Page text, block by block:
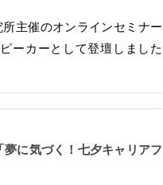
主催のオンラインセミナー
ーカーとして登壇しました
に気づく！七夕キャリアフ